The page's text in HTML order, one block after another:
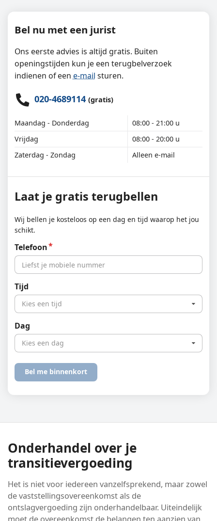
Bel nu met een jurist
Ons eerste advies is altijd gratis. Buiten
openingstijden kun je een terugbelverzoek
indienen of een e-mail sturen.
020-4689114 (gratis)
Maandag - Donderdag
08:00 - 21:00 u
Vrijdag
08:00 - 20:00 u
Zaterdag - Zondag
Alleen e-mail
Laat je gratis terugbellen
Wij bellen je kosteloos op een dag en tijd waarop het jou
schikt.
Telefoon
Tijd
Kies een tijd
Dag
Kies een dag
Onderhandel over je
transitievergoeding
Het is niet voor iedereen vanzelfsprekend, maar zowel
de vaststellings­overeenkomst als de
ontslagvergoeding zijn onderhandelbaar. Uiteindelijk